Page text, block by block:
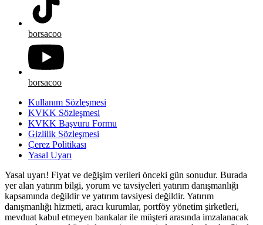
borsacoo
borsacoo
Kullanım Sözleşmesi
KVKK Sözleşmesi
KVKK Başvuru Formu
Gizlilik Sözleşmesi
Çerez Politikası
Yasal Uyarı
Yasal uyarı! Fiyat ve değişim verileri önceki gün sonudur. Burada
yer alan yatırım bilgi, yorum ve tavsiyeleri yatırım danışmanlığı
kapsamında değildir ve yatırım tavsiyesi değildir. Yatırım
danışmanlığı hizmeti, aracı kurumlar, portföy yönetim şirketleri,
mevduat kabul etmeyen bankalar ile müşteri arasında imzalanacak